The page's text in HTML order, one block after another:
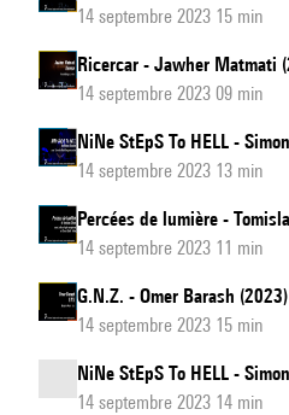
14 septembre 2023 15 min
Ricercar - Jawher Matmati
14 septembre 2023 09 min
NiNe StEpS To HELL -
14 septembre 2023 13 min
Percées de lumière -
14 septembre 2023 11 min
G.N.Z. - Omer Barash (2023)
14 septembre 2023 15 min
NiNe StEpS To HELL -
14 septembre 2023 14 min